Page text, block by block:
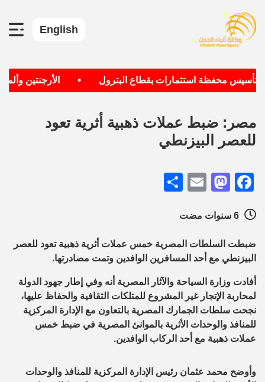
English
تأسيس محفظة استثمارات بقطاع البترول الأرجنتين
مصر: ضبط عملات ذهبية أثرية تعود
للعصر البيزنطي
Facebook
Mastodon
Email
ضبطت السلطات المصرية خمس عملات أثرية ذهبية تعود للعصر
البيزنطي مع أحد المسافرين الوافدين وتمت مصادرتها.
أفادت وزارة السياحة والآثار المصرية أنه وفي إطار جهود الدولة
لمحاربة الإتجار غير المشروع للمتلكات الثقافية والحفاظ عليها،
نجحت سلطات الجمارك المصرية بالتعاون مع الإدارة المركزية
للمنافذ والوحدات الأثرية بالموانئ المصرية في ضبط خمس
عملات ذهبية مع أحد الركاب الوافدين.
وأوضح محمد عثمان رئيس الإدارة المركزية للمنافذ والوحدات